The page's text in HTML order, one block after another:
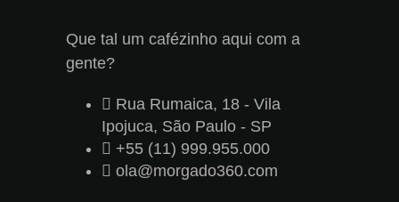
Que tal um cafézinho aqui com a
gente?
Rua Rumaica, 18 - Vila
Ipojuca, São Paulo - SP
+55 (11) 999.955.000
ola@morgado360.com